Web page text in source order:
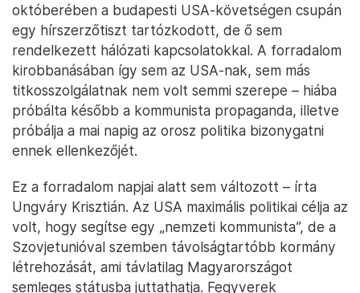
októberében a budapesti USA-követségen csupán
egy hírszerzőtiszt tartózkodott, de ő sem
rendelkezett hálózati kapcsolatokkal. A forradalom
kirobbanásában így sem az USA-nak, sem más
titkosszolgálatnak nem volt semmi szerepe – hiába
próbálta később a kommunista propaganda, illetve
próbálja a mai napig az orosz politika bizonygatni
ennek ellenkezőjét.
Ez a forradalom napjai alatt sem változott – írta
Ungváry Krisztián. Az USA maximális politikai célja az
volt, hogy segítse egy „nemzeti kommunista”, de a
Szovjetunióval szemben távolságtartóbb kormány
létrehozását, ami távlatilag Magyarországot
semleges státusba juttathatja. Fegyverek